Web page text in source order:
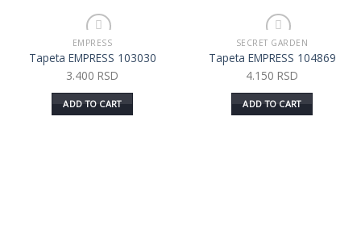
Dodaj u listu želja
EMPRESS
Tapeta EMPRESS 103030
3.400 RSD
ADD TO CART
Dodaj u listu želja
SECRET GARDEN
Tapeta EMPRESS 104869
4.150 RSD
ADD TO CART